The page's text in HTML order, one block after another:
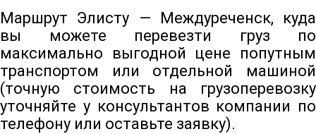
Маршрут Элисту — Междуреченск, куда
вы можете перевезти груз по
максимально выгодной цене попутным
транспортом или отдельной машиной
(точную стоимость на грузоперевозку
уточняйте у консультантов компании по
телефону или оставьте заявку).